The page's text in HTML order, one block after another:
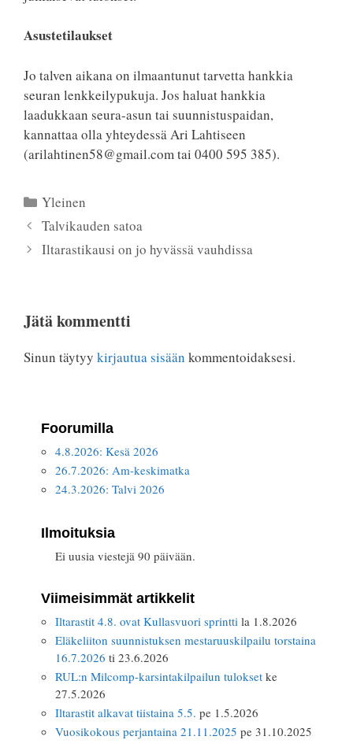
Asustetilaukset
Jo talven aikana on ilmaantunut tarvetta hankkia
seuran lenkkeilypukuja. Jos haluat hankkia
laadukkaan seura-asun tai suunnistuspaidan,
kannattaa olla yhteydessä Ari Lahtiseen
(arilahtinen58@gmail.com tai 0400 595 385).
Kategoriat
Yleinen
Talvikauden satoa
Iltarastikausi on jo hyvässä vauhdissa
Jätä kommentti
Sinun täytyy kirjautua sisään kommentoidaksesi.
Foorumilla
4.8.2026: Kesä 2026
26.7.2026: Am-keskimatka
24.3.2026: Talvi 2026
Ilmoituksia
Ei uusia viestejä 90 päivään.
Viimeisimmät artikkelit
Iltarastit 4.8. ovat Kullasvuori sprintti la 1.8.2026
Eläkeliiton suunnistuksen mestaruuskilpailu torstaina
16.7.2026 ti 23.6.2026
RUL:n Milcomp-karsintakilpailun tulokset ke
27.5.2026
Iltarastit alkavat tiistaina 5.5. pe 1.5.2026
Vuosikokous perjantaina 21.11.2025 pe 31.10.2025